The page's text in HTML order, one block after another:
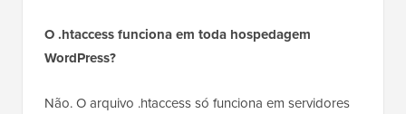
O .htaccess funciona em toda hospedagem
WordPress?
Não. O arquivo .htaccess só funciona em servidores